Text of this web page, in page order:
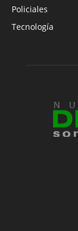
Policiales
Tecnología